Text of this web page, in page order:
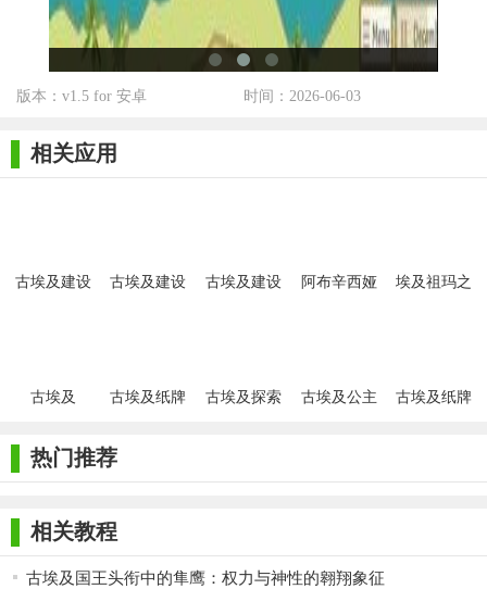
版本：v1.5 for 安卓 时间：2026-06-03
相关应用
古埃及建设
古埃及建设
古埃及建设
阿布辛西娅
埃及祖玛之
古埃及
古埃及纸牌
古埃及探索
古埃及公主
古埃及纸牌
热门推荐
相关教程
古埃及国王头衔中的隼鹰：权力与神性的翱翔象征